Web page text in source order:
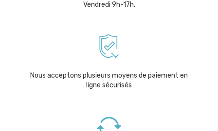
Vendredi 9h-17h.
Nous acceptons plusieurs moyens de paiement en
ligne sécurisés